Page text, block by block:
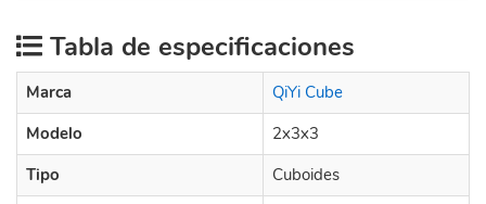
Tabla de especificaciones
Marca
QiYi Cube
Modelo
2x3x3
Tipo
Cuboides